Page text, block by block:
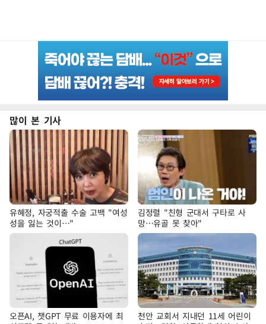
많이 본 기사
유혜정, 자궁적출 수술 고백 "여성
성을 잃는 것이…"
김정렬 "친형 군대서 구타로 사
망…유골 못 찾아"
오픈AI, 챗GPT 무료 이용자에 최
천안 교회서 지내던 11세 어린이